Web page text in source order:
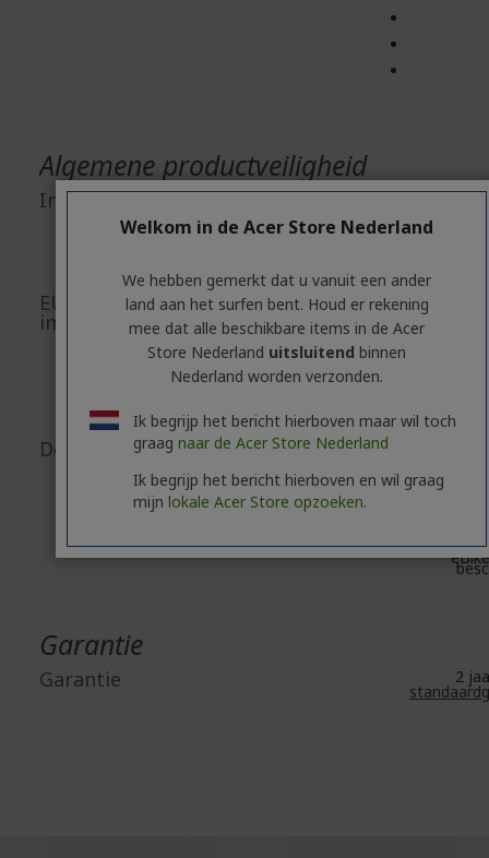
Algemene productveiligheid
Informatie fabrikant
8F, No. 88,
EU-verantwoordelijke/EU-
importeur
Viale delle
20044 Arese
Document-/afbeeldingsveiligheid
Garantie
Garantie 2
Welkom in de Acer Store Nederland
We hebben gemerkt dat u vanuit een ander
land aan het surfen bent. Houd er rekening
mee dat alle beschikbare items in de Acer
Store Nederland uitsluitend binnen
Nederland worden verzonden.
Ik begrijp het bericht hierboven maar wil toch
graag naar de Acer Store Nederland
Ik begrijp het bericht hierboven en wil graag
mijn lokale Acer Store opzoeken.